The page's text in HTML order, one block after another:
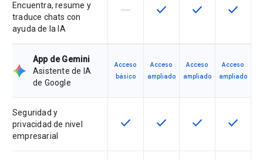
Encuentra, resume y
traduce chats con
ayuda de la IA
Esta función no está disponible en
horizontal_rule Esta función está
check Esta función
check Esta
check
App de Gemini
Asistente de IA
de Google
Acceso
básico
Acceso
ampliado
Acceso
ampliado
Acceso
ampliado
Seguridad y
privacidad de nivel
empresarial
Esta función está disponible en
check Esta función está
check Esta función
check Esta
check